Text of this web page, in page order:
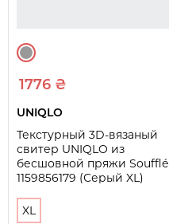
1776 ₴
UNIQLO
Текстурный 3D-вязаный
свитер UNIQLO из
бесшовной пряжи Soufflé
1159856179 (Серый XL)
XL